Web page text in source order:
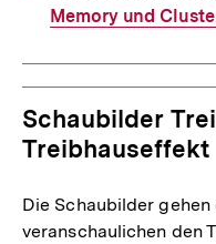
Memory und
Schaubilder
Treibhauseffekt
Die Schaubilder
veranschaulichen den